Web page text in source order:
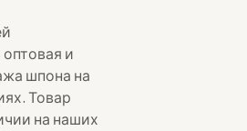
и
шпона на
Товар
на наших